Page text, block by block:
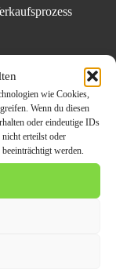
wie Cookies,
Wenn du diesen
oder eindeutige IDs
erteilst oder
werden.
zeigt sich
insbesondere
Wert auf
Ankauf